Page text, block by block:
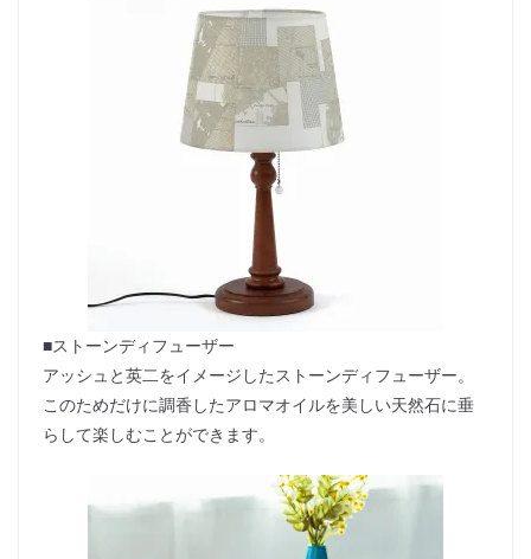
■ストーンディフューザー
アッシュと英二をイメージしたストーンディフューザー。
このためだけに調香したアロマオイルを美しい天然石に垂
らして楽しむことができます。